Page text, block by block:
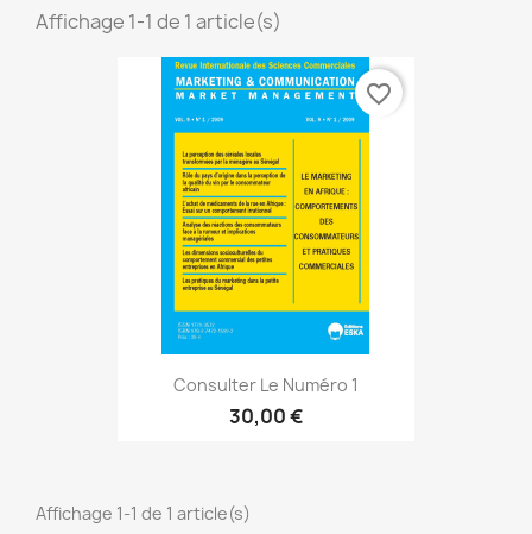
Affichage 1-1 de 1 article(s)
Consulter Le Numéro 1
30,00 €
favorite_border
Affichage 1-1 de 1 article(s)